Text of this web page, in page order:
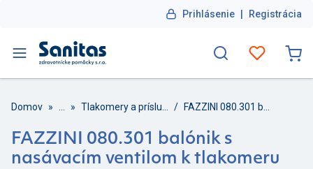
Prihlásenie | Registrácia
Domov » » /
FAZZINI 080.301 balónik s
nasávacím ventilom k tlakomeru